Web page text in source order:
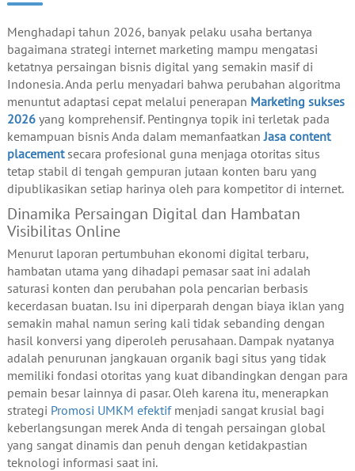
Menghadapi tahun 2026, banyak pelaku usaha bertanya
bagaimana strategi internet marketing mampu mengatasi
ketatnya persaingan bisnis digital yang semakin masif di
Indonesia. Anda perlu menyadari bahwa perubahan algoritma
menuntut adaptasi cepat melalui penerapan Marketing sukses
2026yang komprehensif. Pentingnya topik ini terletak pada
kemampuan bisnis Anda dalam memanfaatkanJasa content
placementsecara profesional guna menjaga otoritas situs
tetap stabil di tengah gempuran jutaan konten baru yang
dipublikasikan setiap harinya oleh para kompetitor di internet.
Dinamika Persaingan Digital dan Hambatan
Visibilitas Online
Menurut laporan pertumbuhan ekonomi digital terbaru,
hambatan utama yang dihadapi pemasar saat ini adalah
saturasi konten dan perubahan pola pencarian berbasis
kecerdasan buatan. Isu ini diperparah dengan biaya iklan yang
semakin mahal namun sering kali tidak sebanding dengan
hasil konversi yang diperoleh perusahaan. Dampak nyatanya
adalah penurunan jangkauan organik bagi situs yang tidak
memiliki fondasi otoritas yang kuat dibandingkan dengan para
pemain besar lainnya di pasar. Oleh karena itu, menerapkan
strategi Promosi UMKM efektifmenjadi sangat krusial bagi
keberlangsungan merek Anda di tengah persaingan global
yang sangat dinamis dan penuh dengan ketidakpastian
teknologi informasi saat ini.